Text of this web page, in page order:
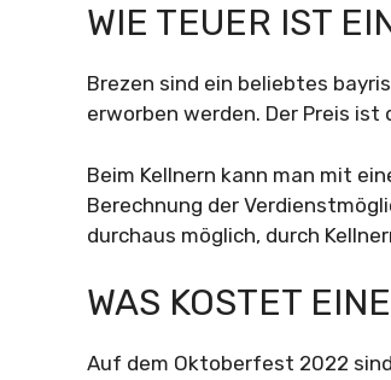
WIE TEUER IST
Brezen sind ein beliebtes
erworben werden. Der Preis
Beim Kellnern kann man mit
Berechnung der
durchaus möglich, durch
WAS KOSTET
Auf dem Oktoberfest 2022